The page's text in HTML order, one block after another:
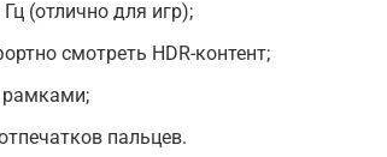
(отлично для игр);
смотреть HDR-контент;
пальцев.